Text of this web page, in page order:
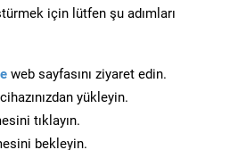
için lütfen şu adımları
web sayfasını ziyaret edin.
yükleyin.
tıklayın.
bekleyin.